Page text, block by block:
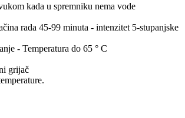
kada u spremniku nema vode
rada 45-99 minuta - intenzitet 5-stupanjske
- Temperatura do 65 ° C
grijač